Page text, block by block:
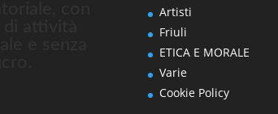
Artisti
Friuli
ETICA E MORALE
Varie
Cookie Policy